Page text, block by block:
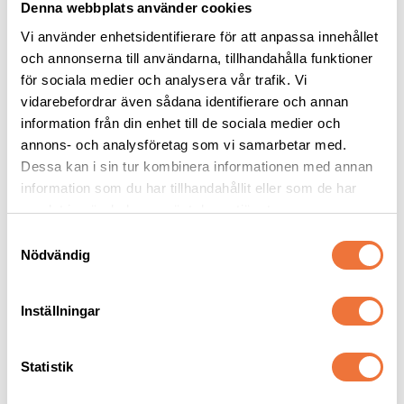
Denna webbplats använder cookies
Vi använder enhetsidentifierare för att anpassa innehållet
och annonserna till användarna, tillhandahålla funktioner
för sociala medier och analysera vår trafik. Vi
vidarebefordrar även sådana identifierare och annan
information från din enhet till de sociala medier och
annons- och analysföretag som vi samarbetar med.
Dessa kan i sin tur kombinera informationen med annan
information som du har tillhandahållit eller som de har
samlat in när du har använt deras tjänster.
Nödvändig
Inställningar
Statistik
Resco
utställningskoppel
Original - Tan
Högkvalitativt allt i ett-koppel i två bredder: 5 mm och 10 mm
299kr
Resco
utställningskoppel
Martingale halvstryp -
Svart
319kr